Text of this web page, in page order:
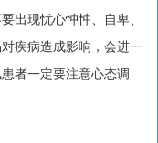
出现忧心忡忡、自卑、
疾病造成影响，会进一
者一定要注意心态调